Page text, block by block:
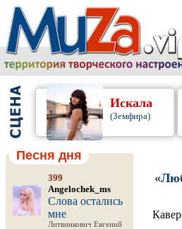
Искала
(Земфира)
Песня дня
399
Angelochek_ms
Слова остались
мне
Литвинкович Евгений
«